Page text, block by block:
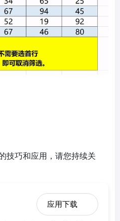
技巧和应用，请您持续关
应用下载